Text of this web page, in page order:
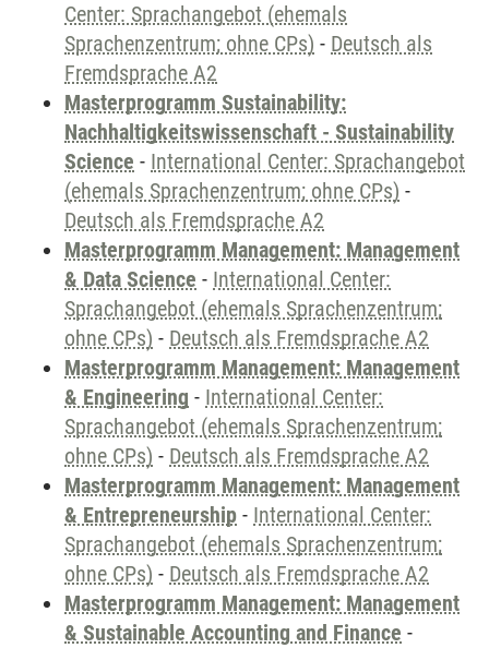
Center: Sprachangebot (ehemals
Sprachenzentrum; ohne CPs) - Deutsch als
Fremdsprache A2
Masterprogramm Sustainability:
Nachhaltigkeitswissenschaft - Sustainability
Science - International Center: Sprachangebot
(ehemals Sprachenzentrum; ohne CPs) -
Deutsch als Fremdsprache A2
Masterprogramm Management: Management
& Data Science - International Center:
Sprachangebot (ehemals Sprachenzentrum;
ohne CPs) - Deutsch als Fremdsprache A2
Masterprogramm Management: Management
& Engineering - International Center:
Sprachangebot (ehemals Sprachenzentrum;
ohne CPs) - Deutsch als Fremdsprache A2
Masterprogramm Management: Management
& Entrepreneurship - International Center:
Sprachangebot (ehemals Sprachenzentrum;
ohne CPs) - Deutsch als Fremdsprache A2
Masterprogramm Management: Management
& Sustainable Accounting and Finance -